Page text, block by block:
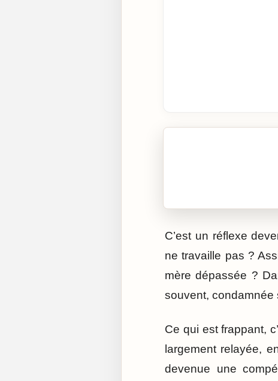
C’est un réflexe
ne travaille pas ?
mère dépassée ?
souvent, condamnée
Ce qui est frappant,
largement relayée,
devenue une